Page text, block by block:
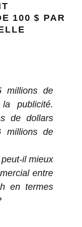
100 $ PAR
millions de
publicité.
de dollars
millions de
il mieux
entre
en termes